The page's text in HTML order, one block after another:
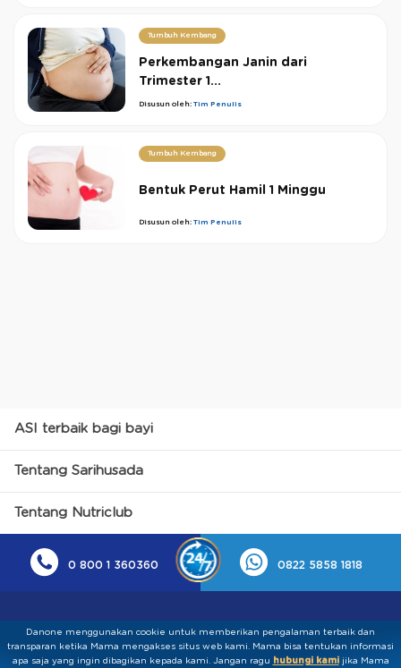
Tumbuh Kembang
Perkembangan Janin dari
Trimester 1...
Disusun oleh: Tim Penulis
Tumbuh Kembang
Bentuk Perut Hamil 1 Minggu
Disusun oleh: Tim Penulis
ASI terbaik bagi bayi
Tentang Sarihusada
Tentang Nutriclub
0 800 1 360360 0822 5858 1818
Danone menggunakan cookie untuk memberikan pengalaman terbaik dan
transparan ketika Mama mengakses situs web kami. Mama bisa tentukan informasi
apa saja yang ingin dibagikan kepada kami.​ ​Jangan ragu hubungi kamijika Mama